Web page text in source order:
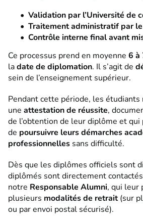
Validation par l’Université de
Traitement administratif par
Contrôle interne final avant
Ce processus prend en moyenne 6 à
ladate de diplomation. Il s’agit de
sein de l’enseignement supérieur.
Pendant cette période, les étudiants
une attestation de réussite,
de l’obtention de leur diplôme et
de poursuivre leurs démarches
professionnelles sans difficulté.
Dès que les diplômes officiels sont
diplômés sont directement
notre Responsable Alumni, qui leur
plusieurs modalités de retrait(sur
ou par envoi postal sécurisé).